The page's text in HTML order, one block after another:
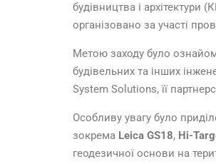
будівництва і
організовано за участі
Метою заходу було
будівельних та інших
System Solutions, її
Особливу увагу було
зокрема Leica GS18, Hi-
геодезичної основи на